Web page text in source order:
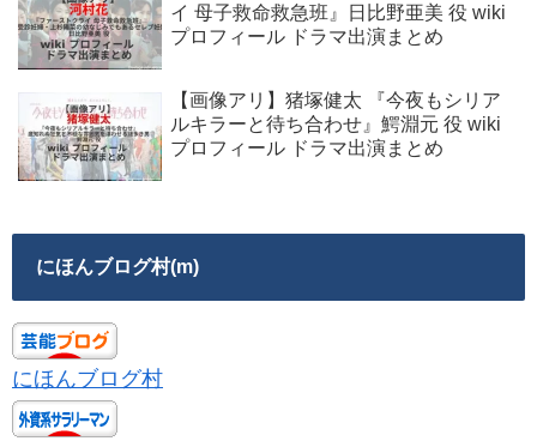
イ 母子救命救急班』日比野亜美 役 wiki
プロフィール ドラマ出演まとめ
【画像アリ】猪塚健太 『今夜もシリア
ルキラーと待ち合わせ』鰐淵元 役 wiki
プロフィール ドラマ出演まとめ
にほんブログ村(m)
にほんブログ村